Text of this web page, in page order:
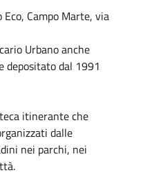
Campo Marte, via
Urbano anche
depositato dal 1991
itinerante che
dalle
nei parchi, nei